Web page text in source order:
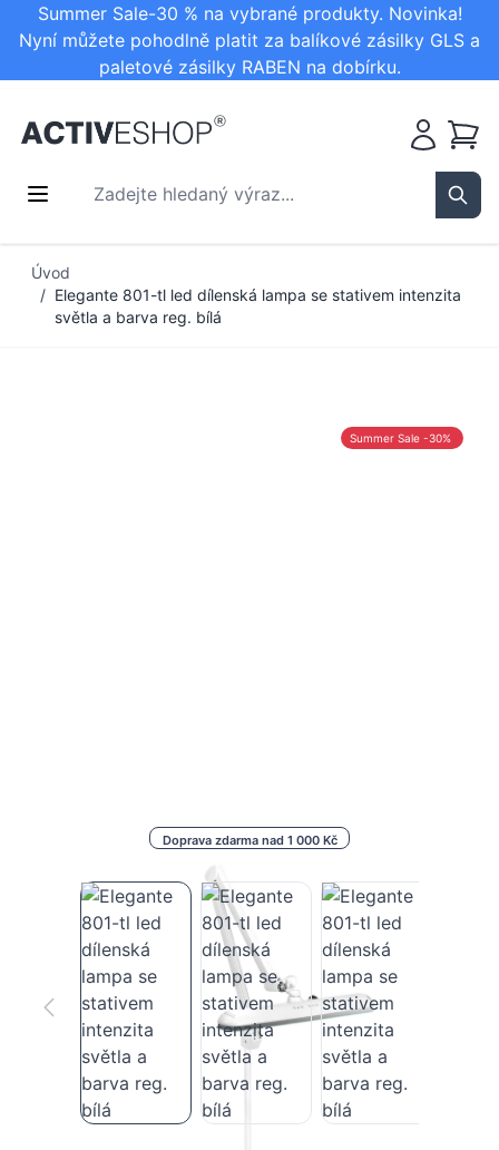
Summer Sale-30 % na vybrané produkty. Novinka!
Nyní můžete pohodlně platit za balíkové zásilky GLS a
paletové zásilky RABEN na dobírku.
Zadejte hledaný výraz...
Košík
Úvod
/ Elegante 801-tl led dílenská lampa se stativem intenzita
světla a barva reg. bílá
Doprava zdarma nad 1 000 Kč
Summer Sale -30%